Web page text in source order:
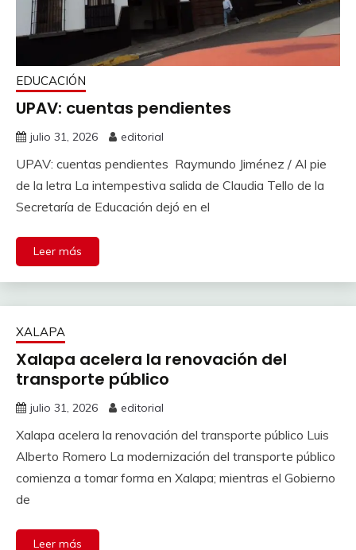
EDUCACIÓN
UPAV: cuentas pendientes
julio 31, 2026 editorial
UPAV: cuentas pendientes Raymundo Jiménez / Al pie
de la letra La intempestiva salida de Claudia Tello de la
Secretaría de Educación dejó en el
Leer más
XALAPA
Xalapa acelera la renovación del
transporte público
julio 31, 2026 editorial
Xalapa acelera la renovación del transporte público Luis
Alberto Romero La modernización del transporte público
comienza a tomar forma en Xalapa; mientras el Gobierno
de
Leer más